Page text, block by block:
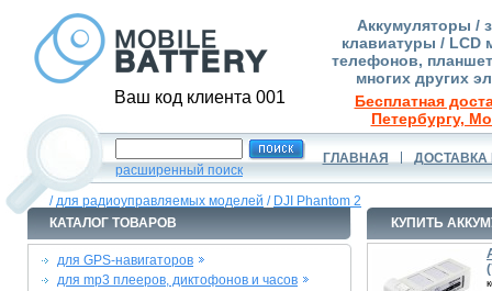
Ваш код клиента 001
Аккумуляторы /
клавиатуры / LCD
телефонов,
многих других
Бесплатная
Петербургу,
расширенный поиск
ГЛАВНАЯ ДОСТАВКА
/для радиоуправляемых моделей / DJI Phantom 2
КАТАЛОГ ТОВАРОВ
для GPS-навигаторов
для mp3 плееров, диктофонов и часов
КУПИТЬ